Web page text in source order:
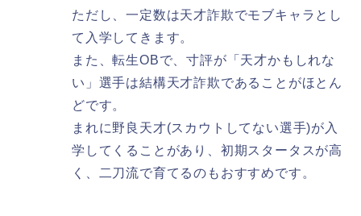
ただし、一定数は天才詐欺でモブキャラとし
て入学してきます。
また、転生OBで、寸評が「天才かもしれな
い」選手は結構天才詐欺であることがほとん
どです。
まれに野良天才(スカウトしてない選手)が入
学してくることがあり、初期スタータスが高
く、二刀流で育てるのもおすすめです。